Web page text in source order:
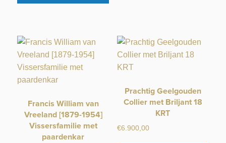
Francis William van
Vreeland [1879-1954]
Vissersfamilie met
paardenkar
Prachtig Geelgouden
Collier met Briljant 18
KRT
€6.900,00